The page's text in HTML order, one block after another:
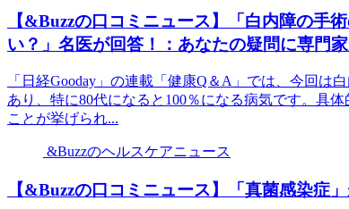
【&Buzzの口コミニュース】「白内障の手
い？」名医が回答！：あなたの疑問に専門
「日経Gooday」の連載「健康Q＆A」では、今回
あり、特に80代になると100％になる病気です。具
ことが挙げられ...
&Buzzのヘルスケアニュース
【&Buzzの口コミニュース】「真菌感染症